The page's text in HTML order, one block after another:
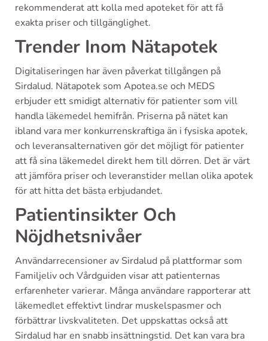
rekommenderat att kolla med apoteket för att få
exakta priser och tillgänglighet.
Trender Inom Nätapotek
Digitaliseringen har även påverkat tillgången på
Sirdalud. Nätapotek som Apotea.se och MEDS
erbjuder ett smidigt alternativ för patienter som vill
handla läkemedel hemifrån. Priserna på nätet kan
ibland vara mer konkurrenskraftiga än i fysiska apotek,
och leveransalternativen gör det möjligt för patienter
att få sina läkemedel direkt hem till dörren. Det är värt
att jämföra priser och leveranstider mellan olika apotek
för att hitta det bästa erbjudandet.
Patientinsikter Och
Nöjdhetsnivåer
Användarrecensioner av Sirdalud på plattformar som
Familjeliv och Vårdguiden visar att patienternas
erfarenheter varierar. Många användare rapporterar att
läkemedlet effektivt lindrar muskelspasmer och
förbättrar livskvaliteten. Det uppskattas också att
Sirdalud har en snabb insättningstid. Det kan vara bra